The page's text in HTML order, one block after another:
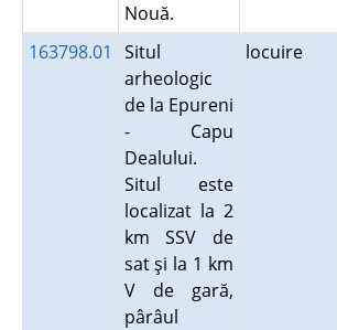
Nouă.
163798.01
Situl
arheologic
de la Epureni
- Capu
Dealului.
Situl este
localizat la 2
km SSV de
sat şi la 1 km
V de gară,
pârâul
locuire